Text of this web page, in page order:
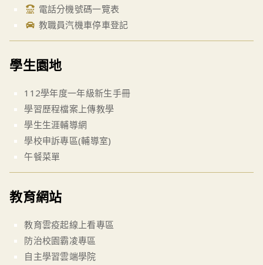
電話分機號碼一覽表
教職員汽機車停車登記
學生園地
112學年度一年級新生手冊
學習歷程檔案上傳教學
學生生涯輔導網
學校申訴專區(輔導室)
午餐菜單
教育網站
教育雲疫起線上看專區
防治校園霸凌專區
自主學習雲端學院